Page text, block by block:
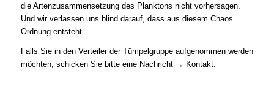
die Artenzusammensetzung des Planktons nicht vorhersagen.
Und wir verlassen uns blind darauf, dass aus diesem Chaos
Ordnung entsteht.
Falls Sie in den Verteiler der Tümpelgruppe aufgenommen werden
möchten, schicken Sie bitte eine Nachricht → Kontakt.